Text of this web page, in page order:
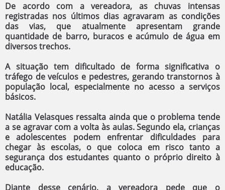
De acordo com a vereadora, as chuvas intensas
registradas nos últimos dias agravaram as condições
das vias, que atualmente apresentam grande
quantidade de barro, buracos e acúmulo de água em
diversos trechos.
A situação tem dificultado de forma significativa o
tráfego de veículos e pedestres, gerando transtornos à
população local, especialmente no acesso a serviços
básicos.
Natália Velasques ressalta ainda que o problema tende
a se agravar com a volta às aulas. Segundo ela, crianças
e adolescentes podem enfrentar dificuldades para
chegar às escolas, o que coloca em risco tanto a
segurança dos estudantes quanto o próprio direito à
educação.
Diante desse cenário, a vereadora pede que o